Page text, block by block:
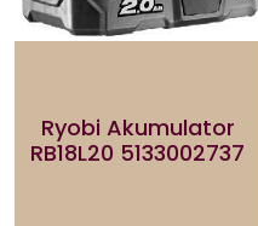
Ryobi Akumulator
RB18L20 5133002737